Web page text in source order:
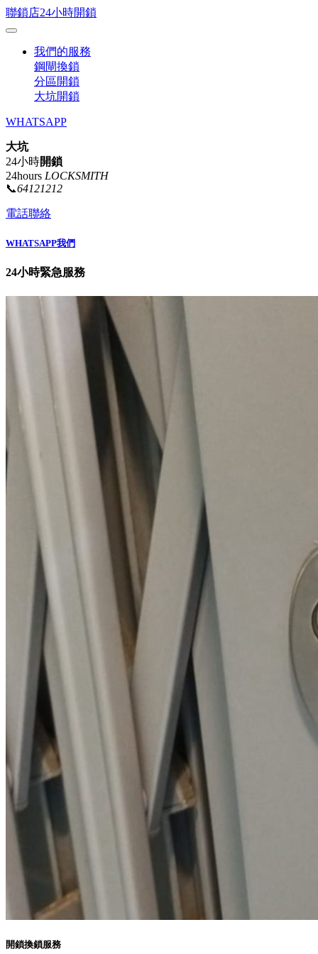
聯鎖店24小時開鎖
我們的服務
鋼閘換鎖
分區開鎖
大坑開鎖
WHATSAPP
大坑
24小時開鎖
24hours LOCKSMITH
📞64121212
電話聯絡
WHATSAPP我們
24小時緊急服務
開鎖換鎖服務